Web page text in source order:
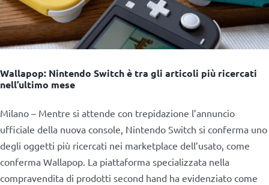
Wallapop: Nintendo Switch è tra gli articoli più ricercati
nell’ultimo mese
Milano – Mentre si attende con trepidazione l’annuncio
ufficiale della nuova console, Nintendo Switch si conferma uno
degli oggetti più ricercati nei marketplace dell’usato, come
conferma Wallapop. La piattaforma specializzata nella
compravendita di prodotti second hand ha evidenziato come